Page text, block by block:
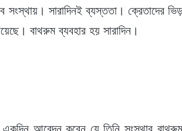
সারাদিনই ব্যস্ততা। ক্রেতাদের ভিড়
বাথরুম ব্যবহার হয় সারাদিন।